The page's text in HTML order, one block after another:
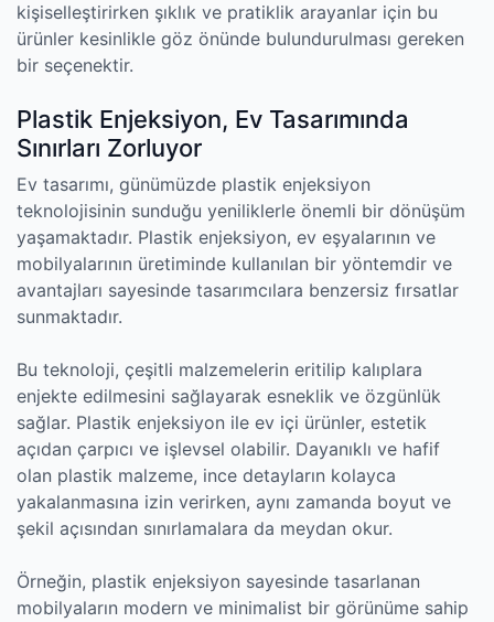
kişiselleştirirken şıklık ve pratiklik arayanlar için bu
ürünler kesinlikle göz önünde bulundurulması gereken
bir seçenektir.
Plastik Enjeksiyon, Ev Tasarımında
Sınırları Zorluyor
Ev tasarımı, günümüzde plastik enjeksiyon
teknolojisinin sunduğu yeniliklerle önemli bir dönüşüm
yaşamaktadır. Plastik enjeksiyon, ev eşyalarının ve
mobilyalarının üretiminde kullanılan bir yöntemdir ve
avantajları sayesinde tasarımcılara benzersiz fırsatlar
sunmaktadır.
Bu teknoloji, çeşitli malzemelerin eritilip kalıplara
enjekte edilmesini sağlayarak esneklik ve özgünlük
sağlar. Plastik enjeksiyon ile ev içi ürünler, estetik
açıdan çarpıcı ve işlevsel olabilir. Dayanıklı ve hafif
olan plastik malzeme, ince detayların kolayca
yakalanmasına izin verirken, aynı zamanda boyut ve
şekil açısından sınırlamalara da meydan okur.
Örneğin, plastik enjeksiyon sayesinde tasarlanan
mobilyaların modern ve minimalist bir görünüme sahip